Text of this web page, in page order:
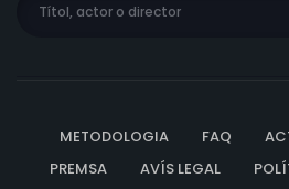
METODOLOGIA FAQ
PREMSA
AVÍS LEGAL